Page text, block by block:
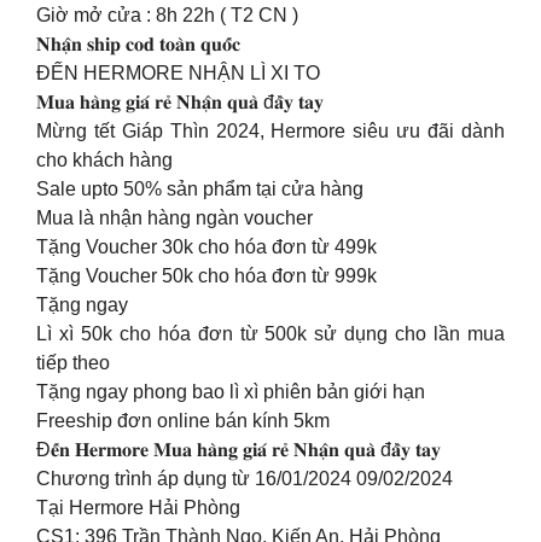
Giờ mở cửa : 8h 22h ( T2 CN )
𝐍𝐡𝐚̣̂𝐧 𝐬𝐡𝐢𝐩 𝐜𝐨𝐝 𝐭𝐨𝐚̀𝐧 𝐪𝐮𝐨̂́𝐜
ĐẾN HERMORE NHẬN LÌ XI TO
𝐌𝐮𝐚 𝐡𝐚̀𝐧𝐠 𝐠𝐢𝐚́ 𝐫𝐞̉ 𝐍𝐡𝐚̣̂𝐧 𝐪𝐮𝐚̀ đ𝐚̂̀𝐲 𝐭𝐚𝐲
Mừng tết Giáp Thìn 2024, Hermore siêu ưu đãi dành
cho khách hàng
Sale upto 50% sản phẩm tại cửa hàng
Mua là nhận hàng ngàn voucher
Tặng Voucher 30k cho hóa đơn từ 499k
Tặng Voucher 50k cho hóa đơn từ 999k
Tặng ngay
Lì xì 50k cho hóa đơn từ 500k sử dụng cho lần mua
tiếp theo
Tặng ngay phong bao lì xì phiên bản giới hạn
Freeship đơn online bán kính 5km
Đ𝐞̂́𝐧 𝐇𝐞𝐫𝐦𝐨𝐫𝐞 𝐌𝐮𝐚 𝐡𝐚̀𝐧𝐠 𝐠𝐢𝐚́ 𝐫𝐞̉ 𝐍𝐡𝐚̣̂𝐧 𝐪𝐮𝐚̀ đ𝐚̂̀𝐲 𝐭𝐚𝐲
Chương trình áp dụng từ 16/01/2024 09/02/2024
Tại Hermore Hải Phòng
CS1: 396 Trần Thành Ngọ, Kiến An, Hải Phòng